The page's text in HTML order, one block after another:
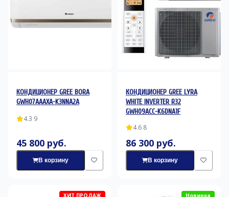
КОНДИЦИОНЕР GREE BORA
GWH07AAAXA-K3NNA2A
4.3·9
45 800 руб.
В корзину
КОНДИЦИОНЕР GREE LYRA
WHITE INVERTER R32
GWH09ACC-K6DNA1F
4.6·8
86 300 руб.
В корзину
ХИТ ПРОДАЖ
Новинка